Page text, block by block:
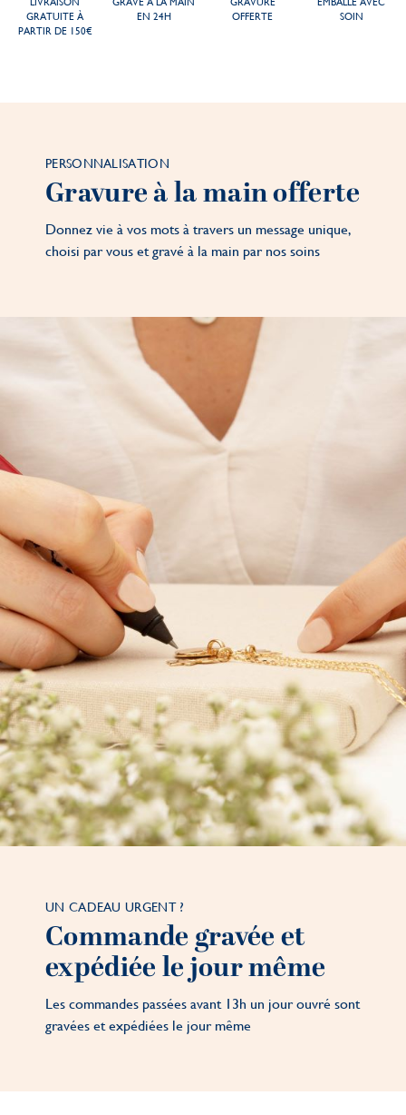
GRATUITE À
PARTIR DE 150€
EN 24H
OFFERTE
SOIN
PERSONNALISATION
Gravure à la main offerte
Donnez vie à vos mots à travers un message unique,
choisi par vous et gravé à la main par nos soins
UN CADEAU URGENT ?
Commande gravée et
expédiée le jour même
Les commandes passées avant 13h un jour ouvré sont
gravées et expédiées le jour même